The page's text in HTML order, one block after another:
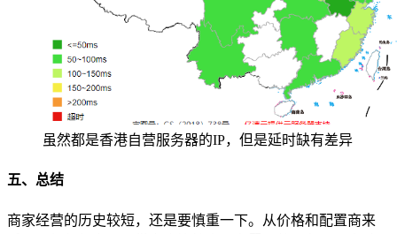
虽然都是香港自营服务器的IP，但是延时缺有差异
五、总结
商家经营的历史较短，还是要慎重一下。从价格和配置商来